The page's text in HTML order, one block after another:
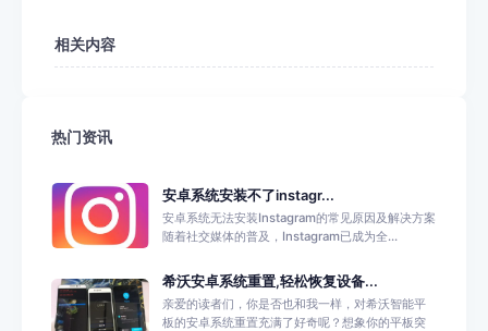
相关内容
热门资讯
安卓系统安装不了instagr...
安卓系统无法安装Instagram的常见原因及解决方案
随着社交媒体的普及，Instagram已成为全...
希沃安卓系统重置,轻松恢复设备...
亲爱的读者们，你是否也和我一样，对希沃智能平
板的安卓系统重置充满了好奇呢？想象你的平板突